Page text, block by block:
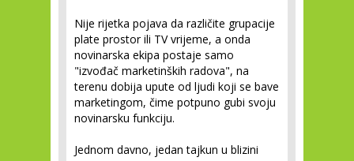
Nije rijetka pojava da različite grupacije
plate prostor ili TV vrijeme, a onda
novinarska ekipa postaje samo
"izvođač marketinških radova", na
terenu dobija upute od ljudi koji se bave
marketingom, čime potpuno gubi svoju
novinarsku funkciju.
Jednom davno, jedan tajkun u blizini